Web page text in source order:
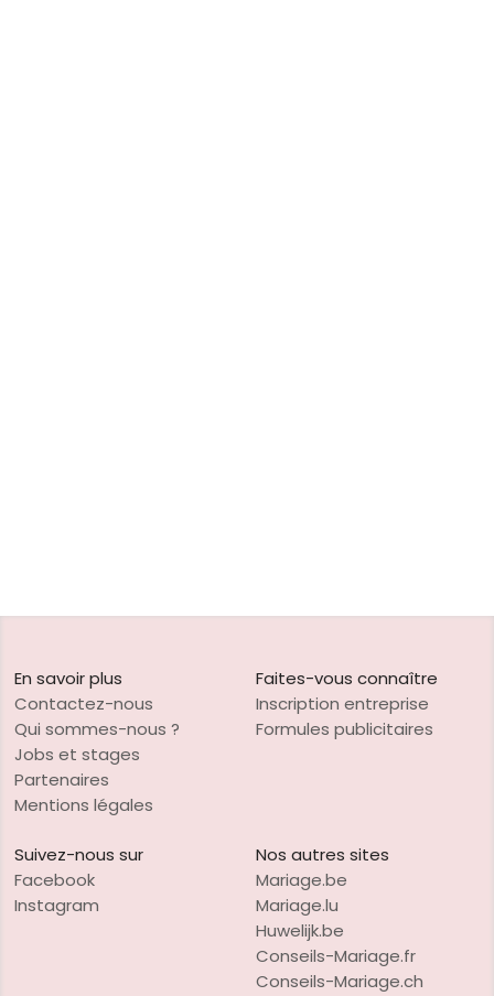
En savoir plus
Contactez-nous
Qui sommes-nous ?
Jobs et stages
Partenaires
Mentions légales
Faites-vous connaître
Inscription entreprise
Formules publicitaires
Suivez-nous sur
Facebook
Instagram
Nos autres sites
Mariage.be
Mariage.lu
Huwelijk.be
Conseils-Mariage.fr
Conseils-Mariage.ch